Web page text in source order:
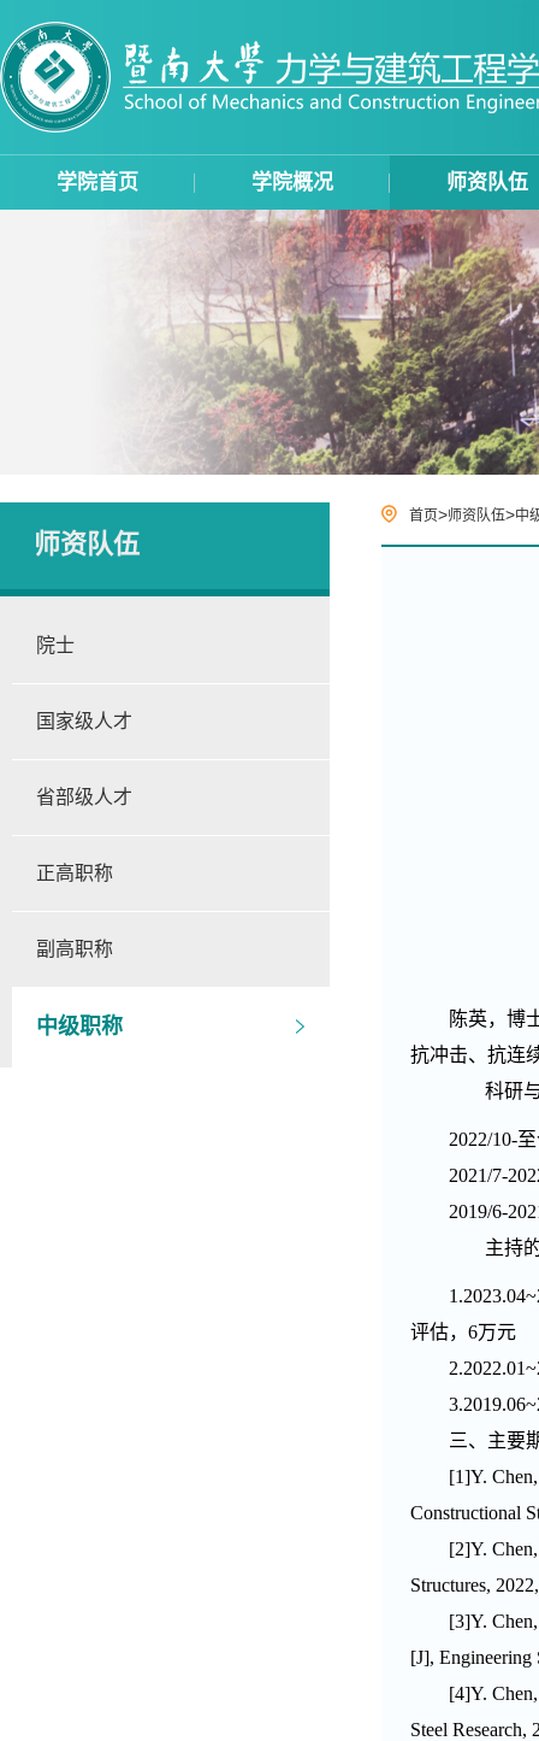
学院首页 学院概况 师资队伍
师资队伍
院士
国家级人才
省部级人才
正高职称
副高职称
中级职称
首页>师资队伍>中
陈英，博
抗冲击、抗连
科研
2022/10-
2021/7-
2019/6-
主持
评估， 6万元
三、主要
[1]Y.
Constructional
[2]Y.
Structures,
[3]Y.
[J], Engineering
[4]Y.
Steel Research,